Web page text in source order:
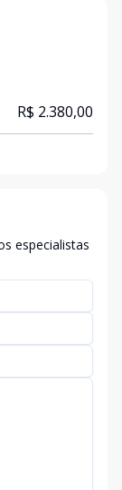
R$ 2.380,00
especialistas